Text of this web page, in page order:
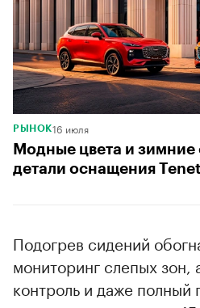
РЫНОК16 июля
Модные цвета и
детали оснащения
Подогрев сидений
мониторинг слепых зон,
контроль и даже полный